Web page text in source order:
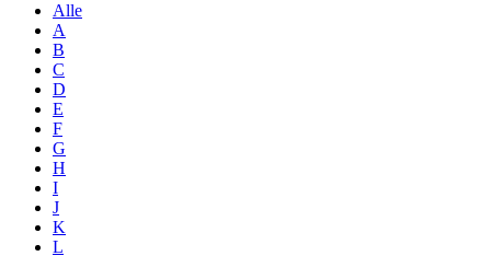
Alle
A
B
C
D
E
F
G
H
I
J
K
L